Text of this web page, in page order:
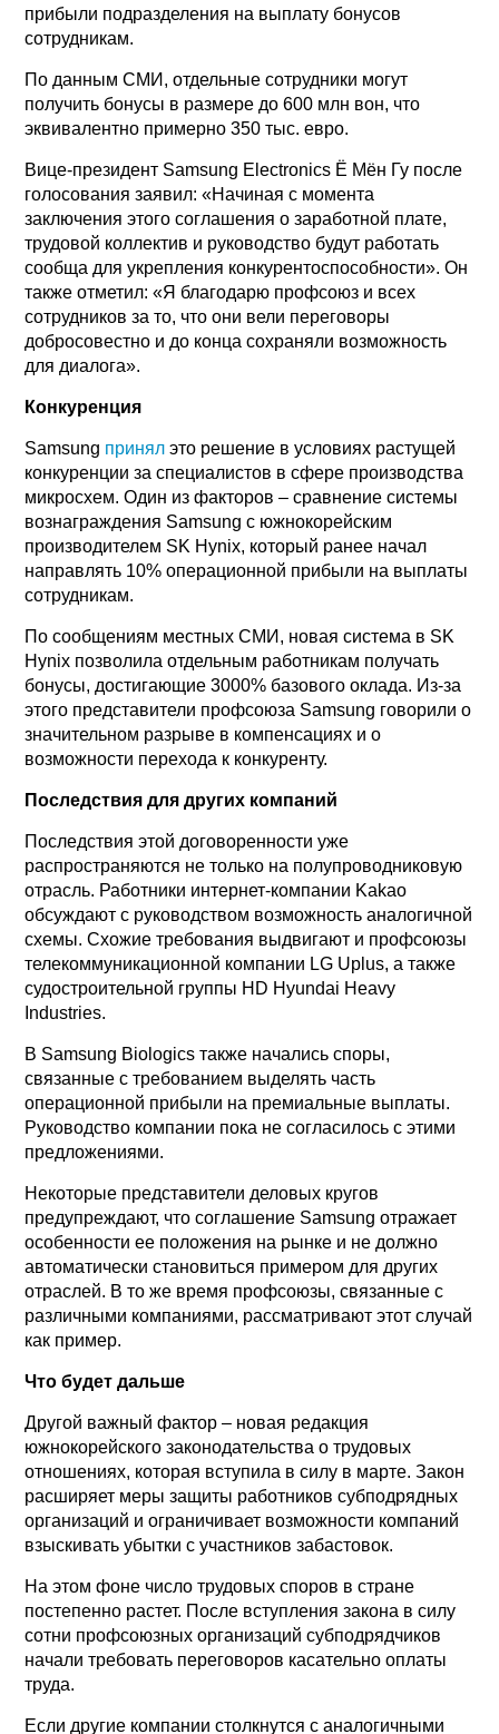
прибыли подразделения на выплату бонусов
сотрудникам.
По данным СМИ, отдельные сотрудники могут
получить бонусы в размере до 600 млн вон, что
эквивалентно примерно 350 тыс. евро.
Вице-президент Samsung Electronics Ё Мён Гу после
голосования заявил: «Начиная с момента
заключения этого соглашения о заработной плате,
трудовой коллектив и руководство будут работать
сообща для укрепления конкурентоспособности». Он
также отметил: «Я благодарю профсоюз и всех
сотрудников за то, что они вели переговоры
добросовестно и до конца сохраняли возможность
для диалога».
Конкуренция
Samsung принял это решение в условиях растущей
конкуренции за специалистов в сфере производства
микросхем. Один из факторов – сравнение системы
вознаграждения Samsung с южнокорейским
производителем SK Hynix, который ранее начал
направлять 10% операционной прибыли на выплаты
сотрудникам.
По сообщениям местных СМИ, новая система в SK
Hynix позволила отдельным работникам получать
бонусы, достигающие 3000% базового оклада. Из-за
этого представители профсоюза Samsung говорили о
значительном разрыве в компенсациях и о
возможности перехода к конкуренту.
Последствия для других компаний
Последствия этой договоренности уже
распространяются не только на полупроводниковую
отрасль. Работники интернет-компании Kakao
обсуждают с руководством возможность аналогичной
схемы. Схожие требования выдвигают и профсоюзы
телекоммуникационной компании LG Uplus, а также
судостроительной группы HD Hyundai Heavy
Industries.
В Samsung Biologics также начались споры,
связанные с требованием выделять часть
операционной прибыли на премиальные выплаты.
Руководство компании пока не согласилось с этими
предложениями.
Некоторые представители деловых кругов
предупреждают, что соглашение Samsung отражает
особенности ее положения на рынке и не должно
автоматически становиться примером для других
отраслей. В то же время профсоюзы, связанные с
различными компаниями, рассматривают этот случай
как пример.
Что будет дальше
Другой важный фактор – новая редакция
южнокорейского законодательства о трудовых
отношениях, которая вступила в силу в марте. Закон
расширяет меры защиты работников субподрядных
организаций и ограничивает возможности компаний
взыскивать убытки с участников забастовок.
На этом фоне число трудовых споров в стране
постепенно растет. После вступления закона в силу
сотни профсоюзных организаций субподрядчиков
начали требовать переговоров касательно оплаты
труда.
Если другие компании столкнутся с аналогичными